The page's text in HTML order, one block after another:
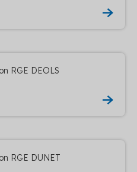
RGE DEOLS
RGE DUNET